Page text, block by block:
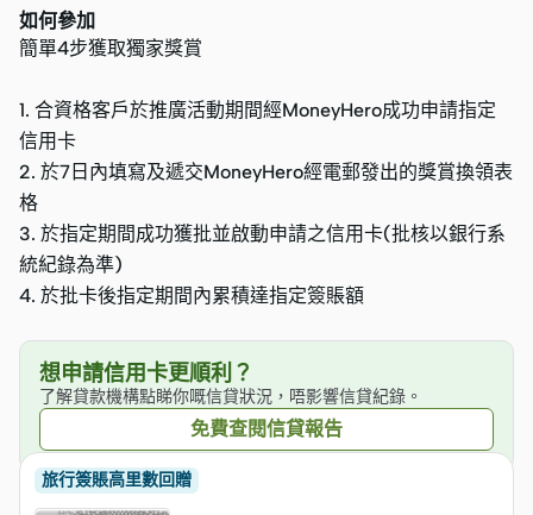
如何參加
簡單4步獲取獨家獎賞
1. 合資格客戶於推廣活動期間經MoneyHero成功申請指定
信用卡
2. 於7日內填寫及遞交MoneyHero經電郵發出的獎賞換領表
格
3. 於指定期間成功獲批並啟動申請之信用卡(批核以銀行系
統紀錄為準)
4. 於批卡後指定期間內累積達指定簽賬額
想申請信用卡更順利？
了解貸款機構點睇你嘅信貸狀況，唔影響信貸紀錄。
免費查閱信貸報告
旅行簽賬高里數回贈